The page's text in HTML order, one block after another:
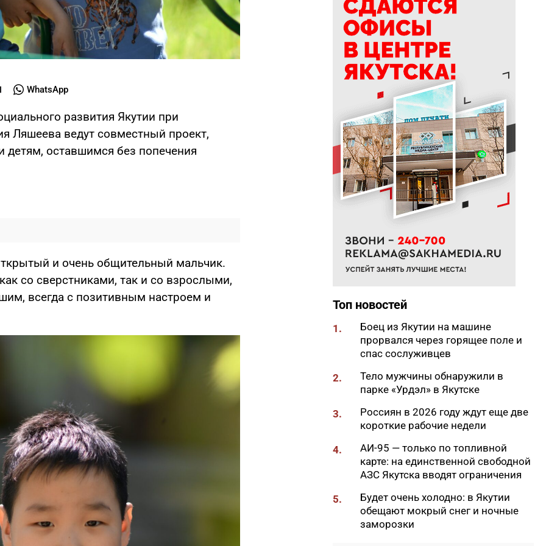
WhatsApp
развития Якутии при
Ляшеева ведут совместный проект,
оставшимся без попечения
и очень общительный мальчик.
со сверстниками, так и со взрослыми,
всегда с позитивным настроем и
приоритеты развития
«Движения Первых»
19:30
Более 26 тонн гуманитарной
помощи доставили в
пострадавший от паводка
Верхоянский район
Авторы проектов «Ты в игре»
проведут спортивные
мероприятия в рамках Дня
физкультурника
18:40
Приметы на 8 августа 2026
года: что можно и нельзя
делать в Ермолаев день
ВТБ: россияне увеличивают
образ жизни
18:16
Сенатор Борисов назвал
значимости региона
18:01
Социальные участковые в
Якутии приняли около 2000
обращений
17:56
Жительница Жатая похитила
33 цветка с клумбы в центре
«Здесь нет типовых задач»:
«Полюс Строя» Евгений
Самсонов о работе в суровом
климате
17:45
Слет молодых специалистов
Минтруда Якутии объединил
30 участников из трех
Топ новостей
1.
Боец из Якутии на машине
прорвался через горящее поле и
спас сослуживцев
2.
Тело мужчины обнаружили в
парке «Урдэл» в Якутске
3.
Россиян в 2026 году ждут еще две
короткие рабочие недели
4.
АИ-95 — только по топливной
карте: на единственной свободной
АЗС Якутска вводят ограничения
5.
Будет очень холодно: в Якутии
обещают мокрый снег и ночные
заморозки